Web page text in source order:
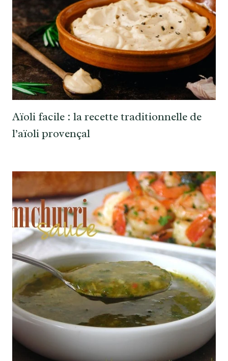
Aïoli facile : la recette traditionnelle de
l’aïoli provençal